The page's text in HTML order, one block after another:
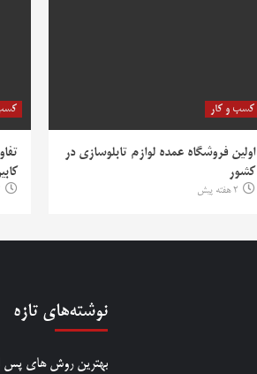
کسب و کار
اولین فروشگاه عمده لوازم تابلوسازی در
کشور
2 هفته پیش
نوشته‌های تازه
بهترین روش‌ های پس‌